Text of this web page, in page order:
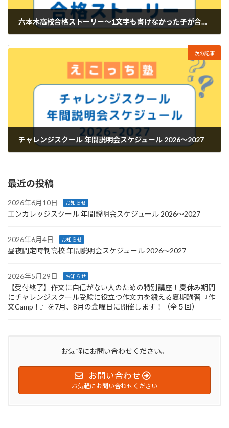
六本木高校合格ストーリー～1文字も書けなかった子が合格するまで～
次の記事
チャレンジスクール 年間説明会スケジュール 2026～2027
最近の投稿
2026年6月10日 お知らせ
エンカレッジスクール 年間説明会スケジュール 2026〜2027
2026年6月4日 お知らせ
昼夜間定時制高校 年間説明会スケジュール 2026〜2027
2026年5月29日 お知らせ
【受付終了】作文に自信がない人のための特別講座！夏休み期間
にチャレンジスクール受験に役立つ作文力を鍛える夏期講習『作
文Camp！』を7月、8月の金曜日に開催します！（全５回）
お気軽にお問い合わせください。
お問い合わせ
お気軽にお問い合わせください